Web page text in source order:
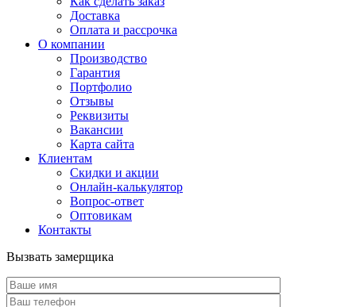
Доставка
Оплата и рассрочка
О компании
Производство
Гарантия
Портфолио
Отзывы
Реквизиты
Вакансии
Карта сайта
Клиентам
Скидки и акции
Онлайн-калькулятор
Вопрос-ответ
Оптовикам
Контакты
Вызвать замерщика